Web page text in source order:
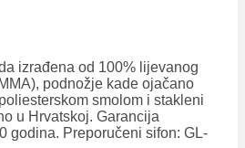
izrađena od 100% lijevanog
podnožje kade ojačano
smolom i stakleni
u Hrvatskoj. Garancija
godina. Preporučeni sifon: GL-